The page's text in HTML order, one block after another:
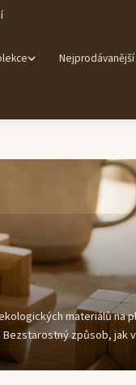
Nejprodávanější
materiálů na
způsob, jak